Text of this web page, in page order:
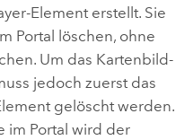
Element erstellt. Sie
Portal löschen, ohne
Um das Kartenbild-
jedoch zuerst das
gelöscht werden.
im Portal wird der